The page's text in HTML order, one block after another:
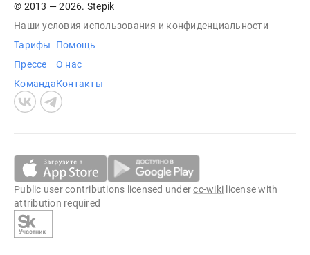
© 2013 — 2026. Stepik
Наши условия использования и конфиденциальности
Тарифы
Прессе
Команда
Помощь
О нас
Контакты
Public user contributions licensed undercc-wiki license with
attribution required